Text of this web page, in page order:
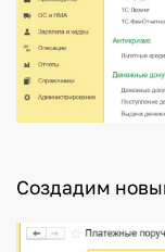
Создадим